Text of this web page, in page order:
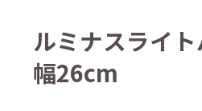
ルミナスライ
幅26cm